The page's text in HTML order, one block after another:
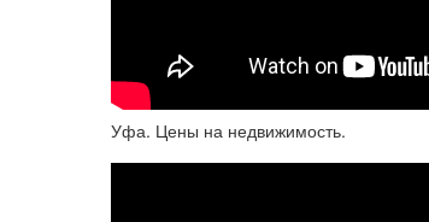
Уфа. Цены на недвижимость.